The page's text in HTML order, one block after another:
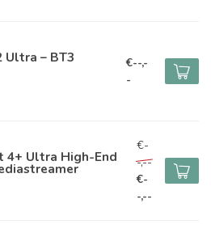
Ultra – BT3
€--,-
-
4+ Ultra High-End
€-
-,--
€-
-,--